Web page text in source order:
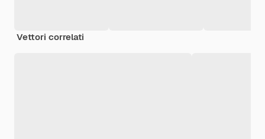
Vettori correlati